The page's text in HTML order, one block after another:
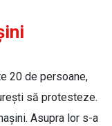
20 de persoane,
să protesteze.
Asupra lor s-a